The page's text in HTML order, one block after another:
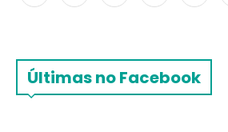
Últimas no Facebook